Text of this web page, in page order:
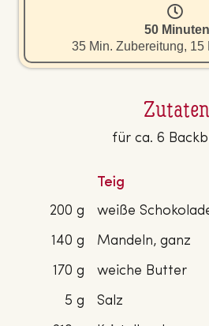
50 Minuten
35 Min. Zubereitung, 15
Zutaten
für ca. 6
Teig
200 g
weiße
140 g
Mandeln, ganz
170 g
weiche Butter
5 g
Salz